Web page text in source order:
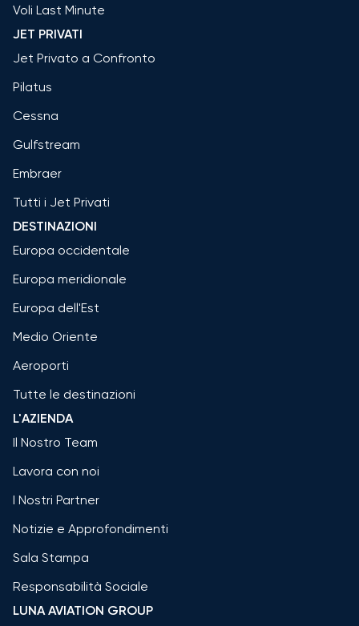
Voli Last Minute
JET PRIVATI
Jet Privato a Confronto
Pilatus
Cessna
Gulfstream
Embraer
Tutti i Jet Privati
DESTINAZIONI
Europa occidentale
Europa meridionale
Europa dell'Est
Medio Oriente
Aeroporti
Tutte le destinazioni
L'AZIENDA
Il Nostro Team
Lavora con noi
I Nostri Partner
Notizie e Approfondimenti
Sala Stampa
Responsabilità Sociale
LUNA AVIATION GROUP